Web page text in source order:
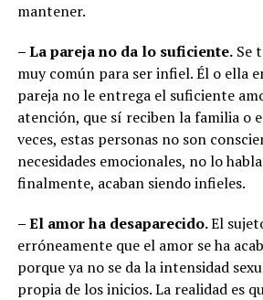
mantener.
– La pareja no da lo suficiente.Se
muy común para ser infiel. Él o ella
pareja no le entrega el suficiente
atención, que sí reciben la familia o
veces, estas personas no son
necesidades emocionales, no lo
finalmente, acaban siendo infieles.
– El amor ha desaparecido.El
erróneamente que el amor se ha
porque ya no se da la intensidad
propia de los inicios. La realidad es